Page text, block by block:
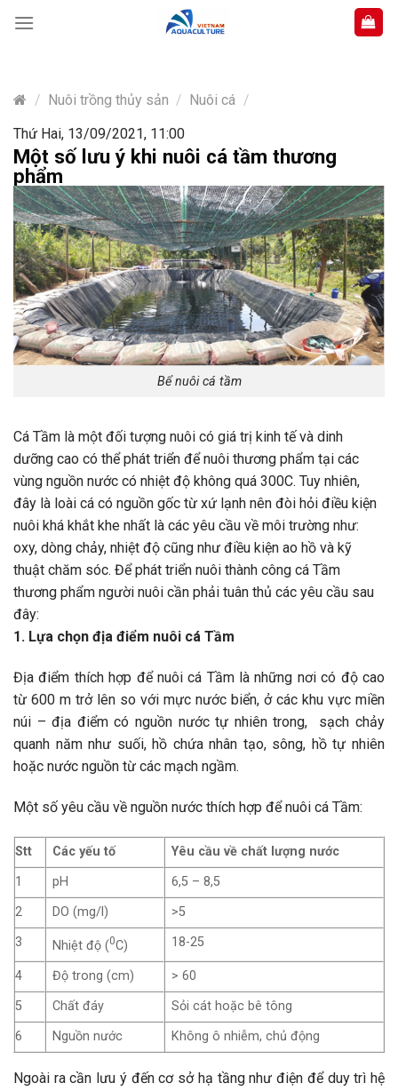
content
/ Nuôi trồng thủy sản / Nuôi cá /
Thứ Hai, 13/09/2021, 11:00
Một số lưu ý khi nuôi cá tầm thương
phẩm
Bể nuôi cá tầm
Cá Tầm là một đối tượng nuôi có giá trị kinh tế và dinh
dưỡng cao có thể phát triển để nuôi thương phẩm tại các
vùng nguồn nước có nhiệt độ không quá 300C. Tuy nhiên,
đây là loài cá có nguồn gốc từ xứ lạnh nên đòi hỏi điều kiện
nuôi khá khắt khe nhất là các yêu cầu về môi trường như:
oxy, dòng chảy, nhiệt độ cũng như điều kiện ao hồ và kỹ
thuật chăm sóc. Để phát triển nuôi thành công cá Tầm
thương phẩm người nuôi cần phải tuân thủ các yêu cầu sau
đây:
1. Lựa chọn địa điểm nuôi cá Tầm
Địa điểm thích hợp để nuôi cá Tầm là những nơi có độ cao
từ 600 m trở lên so với mực nước biển, ở các khu vực miền
núi – địa điểm có nguồn nước tự nhiên trong, sạch chảy
quanh năm như suối, hồ chứa nhân tạo, sông, hồ tự nhiên
hoặc nước nguồn từ các mạch ngầm.
Một số yêu cầu về nguồn nước thích hợp để nuôi cá Tầm:
Stt Các yếu tố
Yêu cầu về chất lượng nước
1
pH
6,5 – 8,5
2
DO (mg/l)
>5
3
Nhiệt độ (0C) 18-25
4 Độ trong (cm)
> 60
5
Chất đáy
Sỏi cát hoặc bê tông
6
Nguồn nước Không ô nhiễm, chủ động
Ngoài ra cần lưu ý đến cơ sở hạ tầng như điện để duy trì hệ